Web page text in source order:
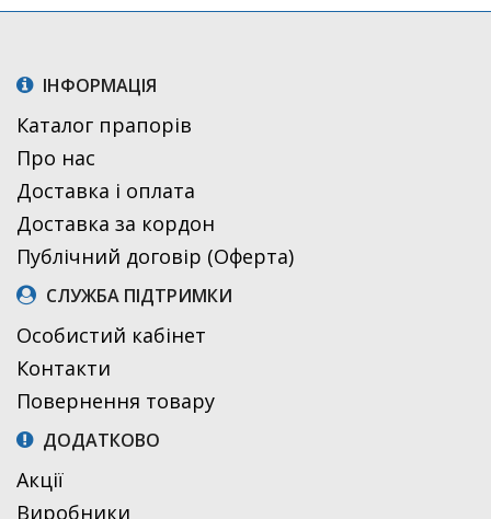
ІНФОРМАЦІЯ
Каталог прапорів
Про нас
Доставка і оплата
Доставка за кордон
Публічний договір (Оферта)
СЛУЖБА ПІДТРИМКИ
Особистий кабінет
Контакти
Повернення товару
ДОДАТКОВО
Акції
Виробники